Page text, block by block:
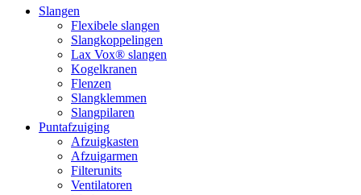
Slangen
Flexibele slangen
Slangkoppelingen
Lax Vox® slangen
Kogelkranen
Flenzen
Slangklemmen
Slangpilaren
Puntafzuiging
Afzuigkasten
Afzuigarmen
Filterunits
Ventilatoren